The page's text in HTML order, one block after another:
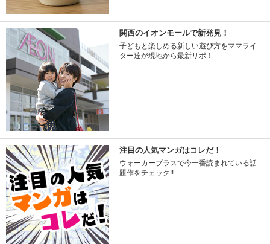
関西のイオンモールで新発見！
子どもと楽しめる新しい遊び方をママライ
ター達が現地から最新リポ！
注目の人気マンガはコレだ！
ウォーカープラスで今一番読まれている話
題作をチェック!!